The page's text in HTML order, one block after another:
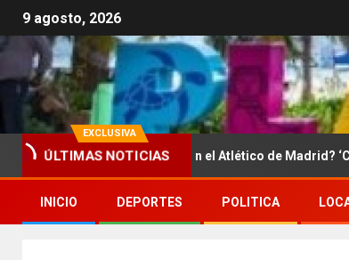
9 agosto, 2026
EXCLUSIVA
ÚLTIMAS NOTICIAS
¿Se queda en el Atlético de Madrid? ‘Cholo’
INICIO DEPORTES POLITICA